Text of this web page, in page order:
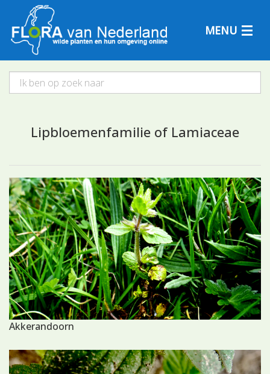
MENU
Plantengemeenschappen
Determineren
Lipbloemenfamilie of Lamiaceae
Akkerandoorn